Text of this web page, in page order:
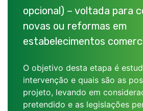
opcional) – voltada para
novas ou reformas em
estabelecimentos
O objetivo desta etapa é
intervenção e quais são as
projeto, levando em
pretendido e as legislações